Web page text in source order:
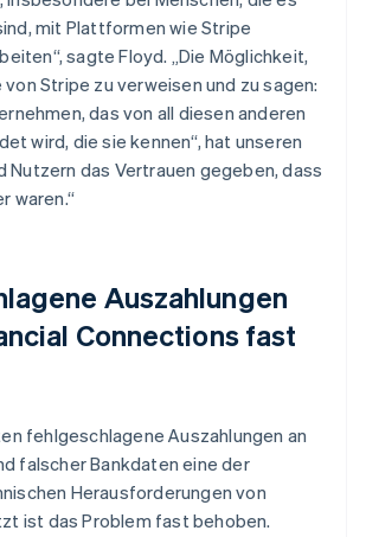
mit Plattformen wie Stripe
sagte Floyd. „Die Möglichkeit,
Stripe zu verweisen und zu sagen:
das von all diesen anderen
wird, die sie kennen“, hat unseren
Nutzern das Vertrauen gegeben, dass
waren.“
Auszahlungen
Connections fast
fehlgeschlagene Auszahlungen an
falscher Bankdaten eine der
Herausforderungen von
ist das Problem fast behoben.